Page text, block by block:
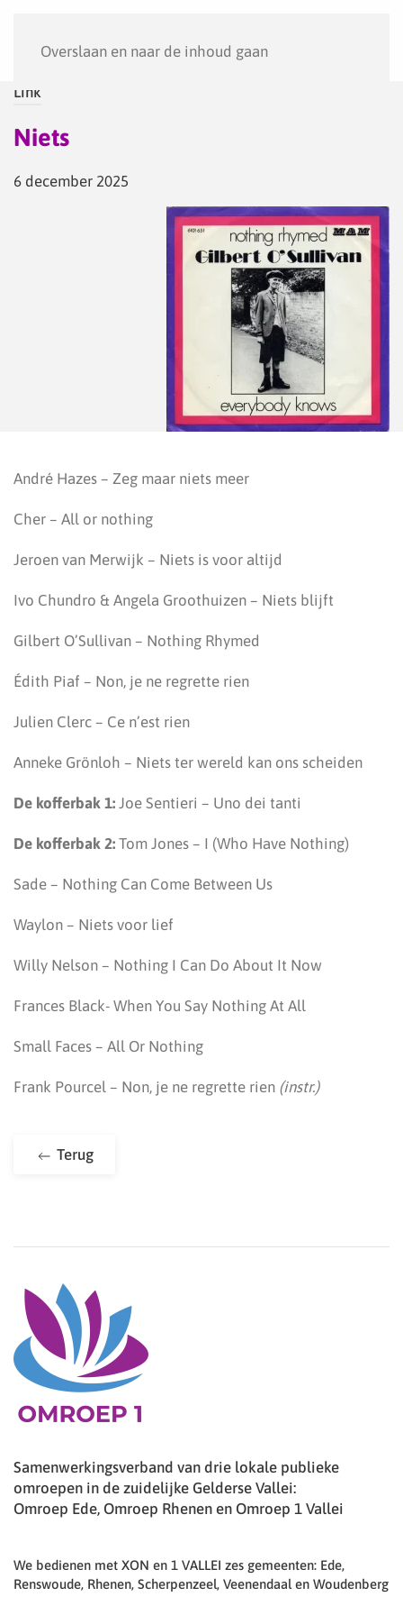
Overslaan en naar de inhoud gaan
Link
Niets
6 december 2025
André Hazes – Zeg maar niets meer
Cher – All or nothing
Jeroen van Merwijk – Niets is voor altijd
Ivo Chundro & Angela Groothuizen – Niets blijft
Gilbert O’Sullivan – Nothing Rhymed
Édith Piaf – Non, je ne regrette rien
Julien Clerc – Ce n’est rien
Anneke Grönloh – Niets ter wereld kan ons scheiden
De kofferbak 1: Joe Sentieri – Uno dei tanti
De kofferbak 2: Tom Jones – I (Who Have Nothing)
Sade – Nothing Can Come Between Us
Waylon – Niets voor lief
Willy Nelson – Nothing I Can Do About It Now
Frances Black- When You Say Nothing At All
Small Faces – All Or Nothing
Frank Pourcel – Non, je ne regrette rien (instr.)
Terug
Samenwerkingsverband van drie lokale publieke
omroepen in de zuidelijke Gelderse Vallei:
Omroep Ede, Omroep Rhenen en Omroep 1 Vallei
We bedienen met XON en 1 VALLEI zes gemeenten: Ede,
Renswoude, Rhenen, Scherpenzeel, Veenendaal en Woudenberg